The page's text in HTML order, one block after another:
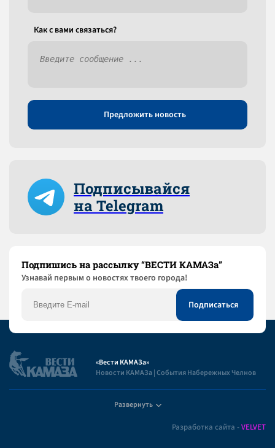
Как c вами связаться?
Предложить новость
Подписывайся
на Telegram
Подпишись на рассылку “ВЕСТИ КАМАЗа”
Узнaвай первым о новостях твоего города!
«Вести КАМАЗа»
Новости КАМАЗа | События Набережных Челнов
Развернуть
Разработка сайта -VELVET